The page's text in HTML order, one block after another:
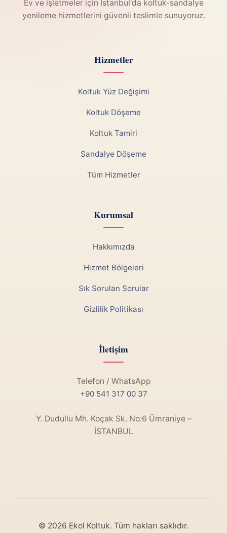
Ev ve işletmeler için İstanbul'da koltuk-sandalye
yenileme hizmetlerini güvenli teslimle sunuyoruz.
Hizmetler
Koltuk Yüz Değişimi
Koltuk Döşeme
Koltuk Tamiri
Sandalye Döşeme
Tüm Hizmetler
Kurumsal
Hakkımızda
Hizmet Bölgeleri
Sık Sorulan Sorular
Gizlilik Politikası
İletişim
Telefon / WhatsApp
+90 541 317 00 37
Y. Dudullu Mh. Koçak Sk. No:6 Ümraniye –
İSTANBUL
© 2026 Ekol Koltuk. Tüm hakları saklıdır.